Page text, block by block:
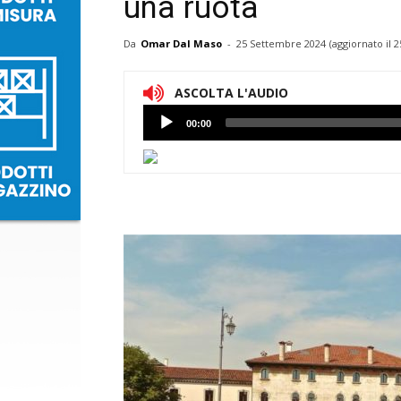
una ruota
Da Omar Dal Maso - 25 Settembre 2024 (aggiornato il
ASCOLTA L'AUDIO
Lettore
Audio
00:00